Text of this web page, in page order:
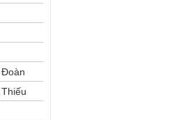
Đoàn